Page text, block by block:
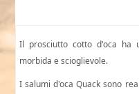
Il prosciutto cotto d'oca ha
morbida e scioglievole.
I salumi d'oca Quack sono